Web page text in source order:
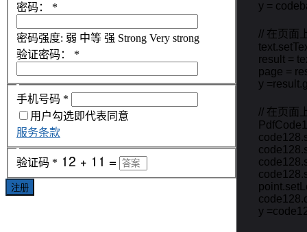
y =
// 在
result =
page =
y
// 在
y
密码： *
密码强度: 弱 中等 强 Strong Very strong
验证密码：
*
手机号码 *
用户勾选即代表同意
服务条款
验证码 *
注册